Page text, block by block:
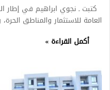
كتبت ـ نجوي ابراهيم في إطار
العامة للاستثمار والمناطق
أكمل القراءة »